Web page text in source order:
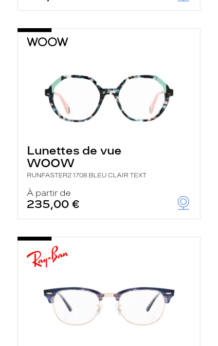
Lunettes de vue
WOOW
RUNFASTER2 1708 BLEU CLAIR TEXT
À partir de
235,00 €